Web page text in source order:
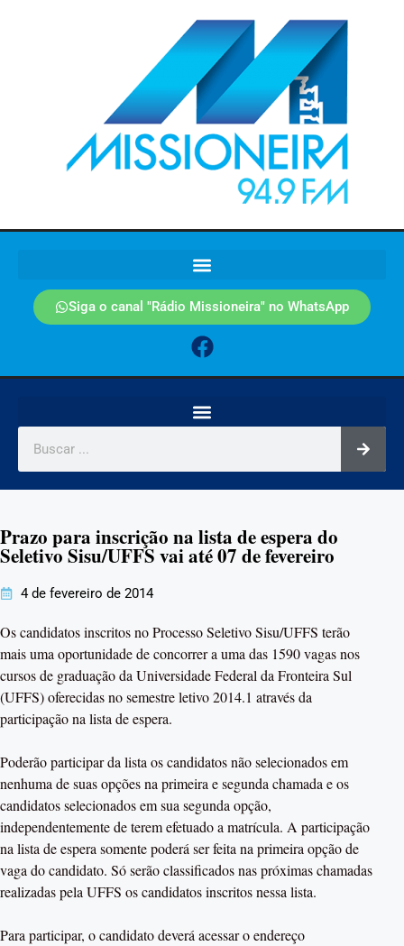
Siga o canal "Rádio Missioneira" no WhatsApp
Prazo para inscrição na lista de espera do
Seletivo Sisu/UFFS vai até 07 de fevereiro
4 de fevereiro de 2014
Os candidatos inscritos no Processo Seletivo Sisu/UFFS terão
mais uma oportunidade de concorrer a uma das 1590 vagas nos
cursos de graduação da Universidade Federal da Fronteira Sul
(UFFS) oferecidas no semestre letivo 2014.1 através da
participação na lista de espera.
Poderão participar da lista os candidatos não selecionados em
nenhuma de suas opções na primeira e segunda chamada e os
candidatos selecionados em sua segunda opção,
independentemente de terem efetuado a matrícula. A participação
na lista de espera somente poderá ser feita na primeira opção de
vaga do candidato. Só serão classificados nas próximas chamadas
realizadas pela UFFS os candidatos inscritos nessa lista.
Para participar, o candidato deverá acessar o endereço